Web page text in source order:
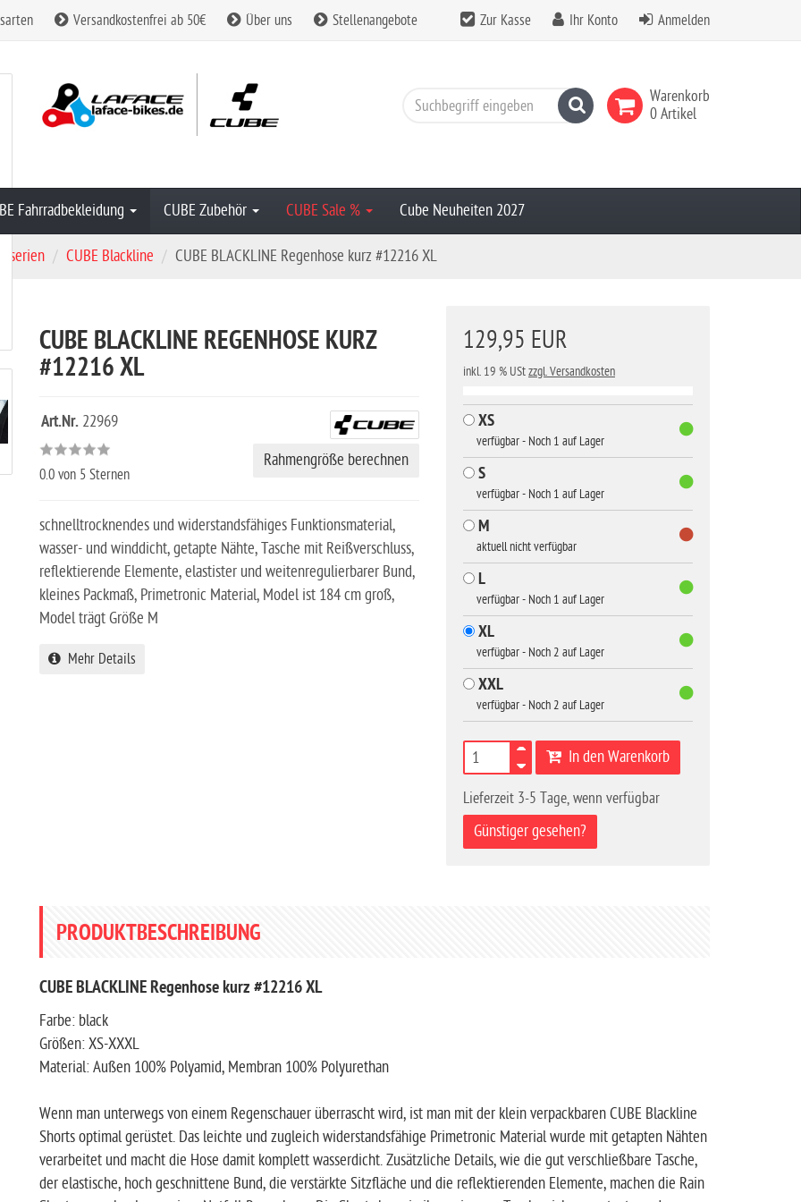
Versandkostenfrei ab 50€ Über uns Stellenangebote Zur Kasse Ihr Konto Anmelden
Warenkorb
0 Artikel
Suchen
Fahrradbekleidung CUBE Zubehör CUBE Sale % Cube Neuheiten 2027
CUBE Blackline CUBE BLACKLINE Regenhose kurz #12216 XL
129,95 EUR
inkl. 19 % UStzzgl. Versandkosten
XS
verfügbar - Noch 1 auf Lager
S
verfügbar - Noch 1 auf Lager
M
aktuell nicht verfügbar
L
verfügbar - Noch 1 auf Lager
XL
verfügbar - Noch 2 auf Lager
XXL
verfügbar - Noch 2 auf Lager
In den Warenkorb
Lieferzeit 3-5 Tage, wenn verfügbar
Günstiger gesehen?
CUBE BLACKLINE REGENHOSE KURZ
#12216 XL
Art.Nr. 22969
0.0 von 5 Sternen
Rahmengröße berechnen
schnelltrocknendes und widerstandsfähiges Funktionsmaterial,
wasser- und winddicht, getapte Nähte, Tasche mit Reißverschluss,
reflektierende Elemente, elastister und weitenregulierbarer Bund,
kleines Packmaß, Primetronic Material, Model ist 184 cm groß,
Model trägt Größe M
Mehr Details
PRODUKTBESCHREIBUNG
CUBE BLACKLINE Regenhose kurz #12216 XL
Farbe: black
Größen: XS-XXXL
Material: Außen 100% Polyamid, Membran 100% Polyurethan
Wenn man unterwegs von einem Regenschauer überrascht wird, ist man mit der klein verpackbaren CUBE Blackline
Shorts optimal gerüstet. Das leichte und zugleich widerstandsfähige Primetronic Material wurde mit getapten Nähten
verarbeitet und macht die Hose damit komplett wasserdicht. Zusätzliche Details, wie die gut verschließbare Tasche,
der elastische, hoch geschnittene Bund, die verstärkte Sitzfläche und die reflektierenden Elemente, machen die Rain